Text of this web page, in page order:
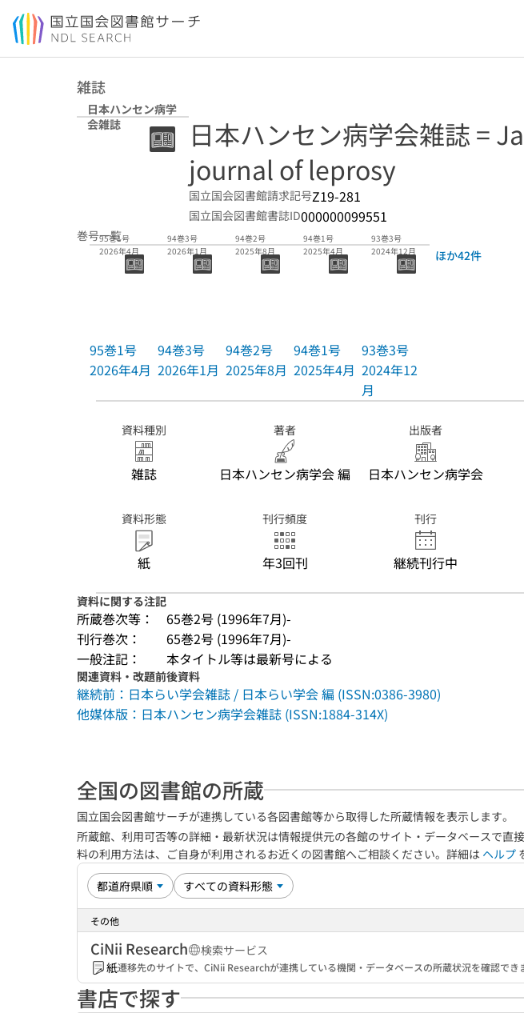
本文へ移動
雑誌
日本ハンセン病学
会雑誌
日本ハンセン病学会雑誌 =
journal of leprosy
国立国会図書館請求記号Z19-281
国立国会図書館書誌ID000000099551
巻号一覧
95巻1号
2026年4月
95巻1号
2026年4月
94巻3号
2026年1月
94巻3号
2026年1月
94巻2号
2025年8月
94巻2号
2025年8月
94巻1号
2025年4月
94巻1号
2025年4月
93巻3号
2024年12月
93巻3号
2024年12
月
ほか42件
資料種別
雑誌
著者
日本ハンセン病学会 編
出版者
日本ハンセン病学会
資料形態
紙
刊行頻度
年3回刊
刊行
継続刊行中
資料に関する注記
所蔵巻次等：
65巻2号 (1996年7月)-
刊行巻次：
65巻2号 (1996年7月)-
一般注記：
本タイトル等は最新号による
関連資料・改題前後資料
継続前：日本らい学会雑誌 / 日本らい学会 編 (ISSN:0386-3980)
他媒体版：日本ハンセン病学会雑誌 (ISSN:1884-314X)
全国の図書館の所蔵
国立国会図書館サーチが連携している各図書館等から取得した所蔵情報を表示します。
所蔵館、利用可否等の詳細・最新状況は情報提供元の各館のサイト・データベースで直
料の利用方法は、ご自身が利用されるお近くの図書館へご相談ください。詳細は ヘルプ
その他
CiNii Research
検索サービス
紙遷移先のサイトで、CiNii Researchが連携している機関・データベースの所蔵状況を確認でき
書店で探す